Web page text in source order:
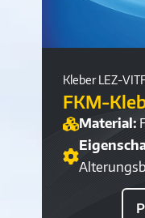
Kleber LEZ-
FKM-
Material: